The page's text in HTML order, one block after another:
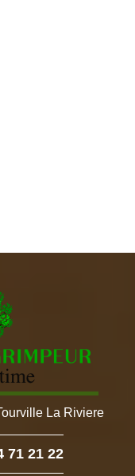
La Riviere
71 21 22